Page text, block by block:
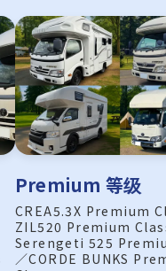
Premium 等级
CREA5.3X Premium
ZIL520 Premium
Serengeti 525
／CORDE BUNKS